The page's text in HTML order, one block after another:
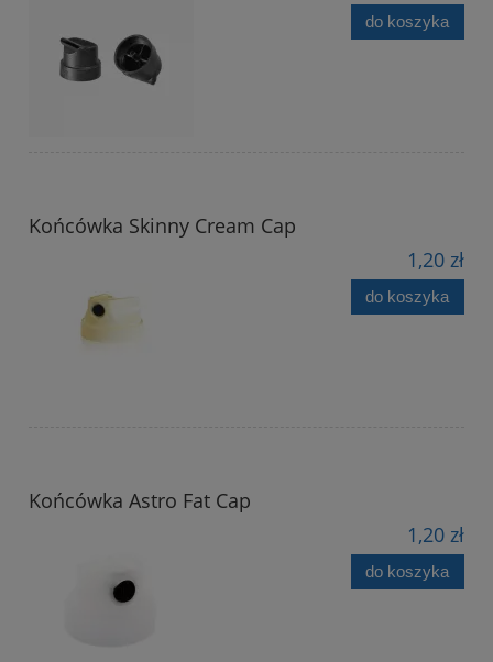
do koszyka
Końcówka Skinny Cream Cap
1,20 zł
do koszyka
Końcówka Astro Fat Cap
1,20 zł
do koszyka